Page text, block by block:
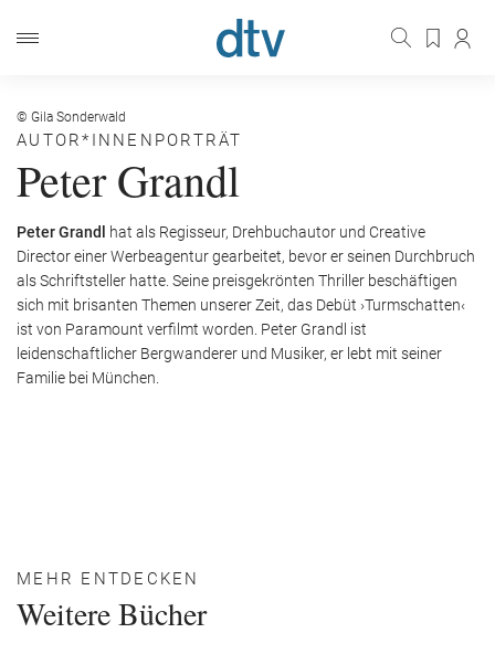
© Gila Sonderwald
AUTOR*INNENPORTRÄT
Peter Grandl
Peter Grandl
hat als Regisseur, Drehbuchautor und Creative
Director einer Werbeagentur gearbeitet, bevor er seinen Durchbruch
als Schriftsteller hatte. Seine preisgekrönten Thriller beschäftigen
sich mit brisanten Themen unserer Zeit, das Debüt ›Turmschatten‹
ist von Paramount verfilmt worden. Peter Grandl ist
leidenschaftlicher Bergwanderer und Musiker, er lebt mit seiner
Familie bei München.
MEHR ENTDECKEN
Weitere Bücher